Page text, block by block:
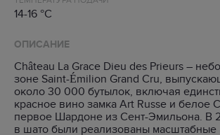
14-16 °C
ОПИСАНИЕ
Château La Grace Dieu des Prieurs –
зоне Saint-Émilion Grand Cru,
около 30 000 бутылок, включая
красное вино замка Art Russe и белое
первое Шардоне из Сент-Эмильона. В
в шато были реализованы масштабные